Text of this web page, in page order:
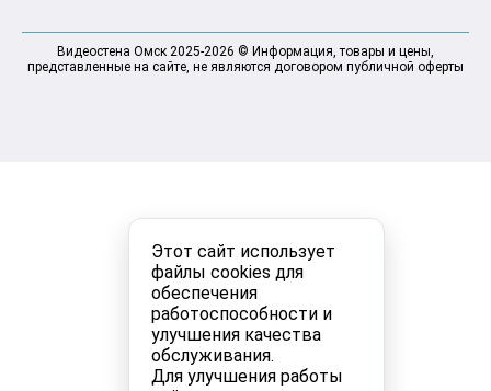
Этот сайт использует
файлы cookies для
обеспечения
работоспособности и
улучшения качества
обслуживания.
Для улучшения работы
Видеостена Омск 2025-2026 © Информация, товары и цены,
представленные на сайте, не являются договором публичной оферты